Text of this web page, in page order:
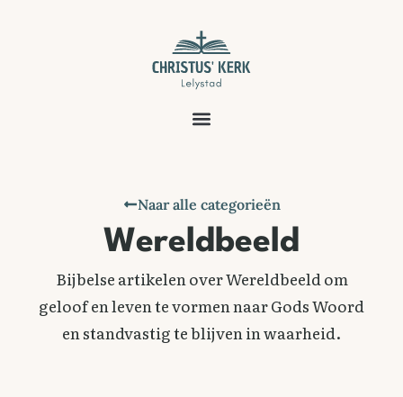
Naar alle categorieën
Wereldbeeld
Bijbelse artikelen over Wereldbeeld om
geloof en leven te vormen naar Gods Woord
en standvastig te blijven in waarheid.